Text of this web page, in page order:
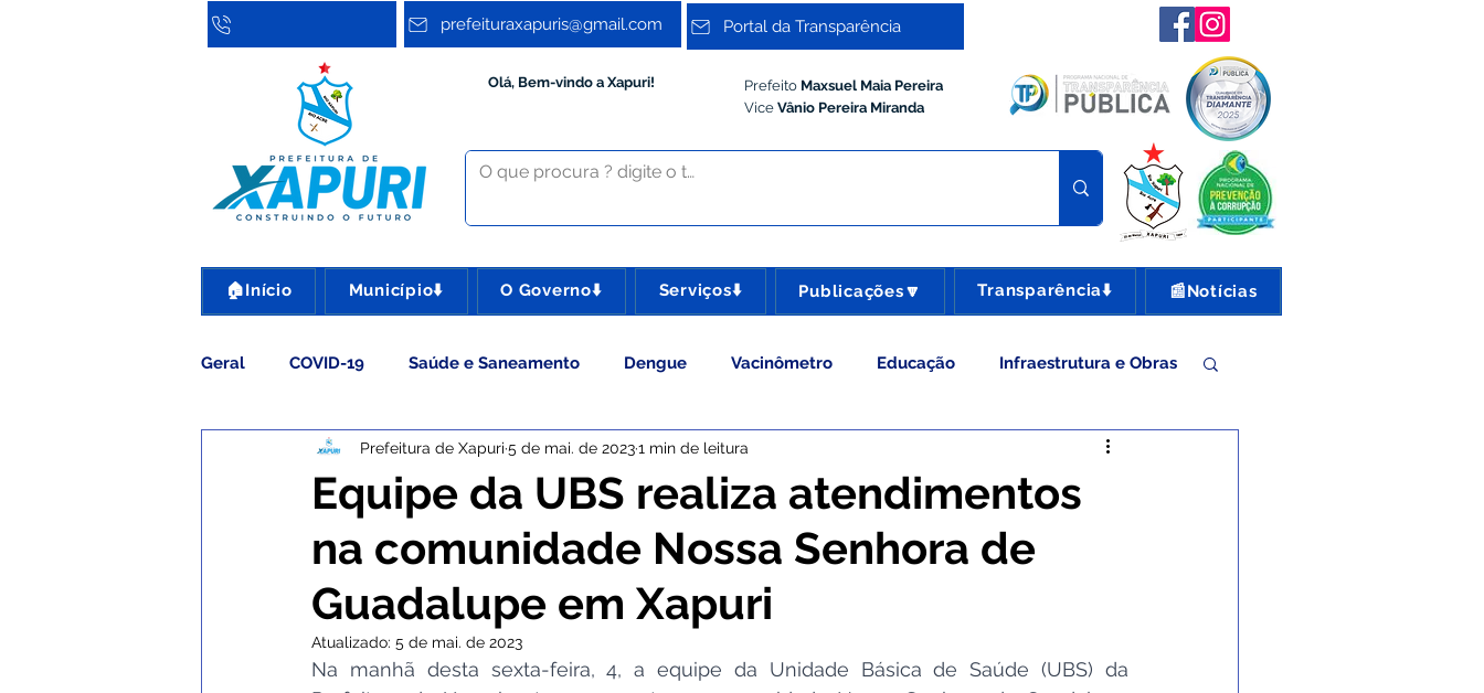
prefeituraxapuris@gmail.com Portal da Transparência
Olá, Bem-vindo a Xapuri! Prefeito Maxsuel Maia Pereira
Vice Vânio Pereira Miranda
🏠Início Município⬇️ O Governo⬇️ Serviços⬇️ Publicações🔽 Transparência⬇️ 📰Notícias
Geral COVID-19 Saúde e Saneamento Dengue Vacinômetro Educação Infraestrutura e Obras
Assistência Social Cultura Esporte e Lazer Administração e Gestão
Comunicados e Avisos Concursos Agricultura e Produção Comunidade No Gabinete
Nota Pesar Campanhas
Equipe da UBS realiza atendimentos
na comunidade Nossa Senhora de
Guadalupe em Xapuri
Prefeitura de Xapuri 5 de mai. de 20231 min de leitura
Atualizado: 5 de mai. de 2023
Na manhã desta sexta-feira, 4, a equipe da Unidade Básica de Saúde (UBS) da